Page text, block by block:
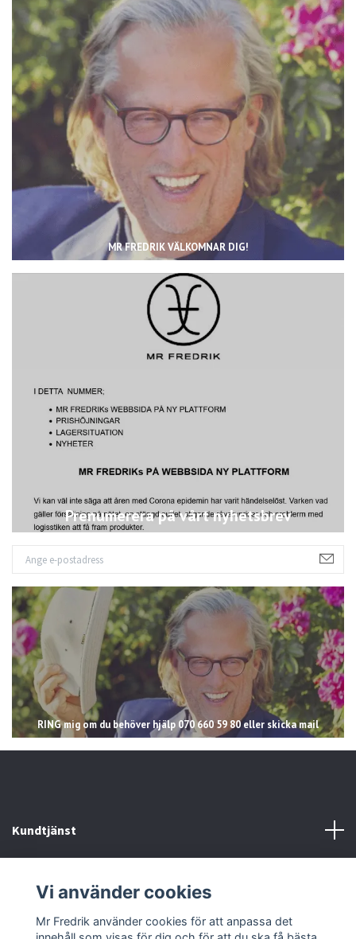
MR FREDRIK VÄLKOMNAR DIG!
Prenumerera på vårt nyhetsbrev
RING mig om du behöver hjälp 070 660 59 80 eller skicka mail
Kundtjänst
Sociala medier
Vi använder cookies
Mr Fredrik använder cookies för att anpassa det